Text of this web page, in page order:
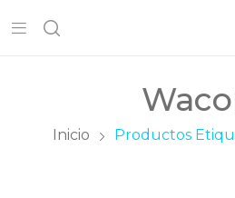
Inicio Productos